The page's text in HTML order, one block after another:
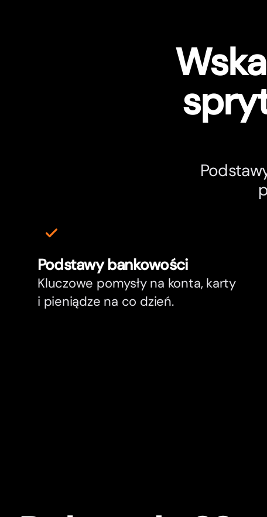
Podstawy bankowości
Kluczowe pomysły na konta, karty
i pieniądze na co dzień.